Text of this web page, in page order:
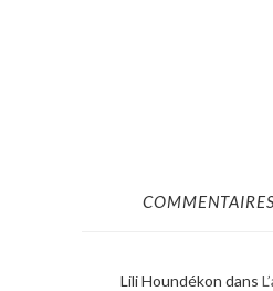
Lili Houndékon dans